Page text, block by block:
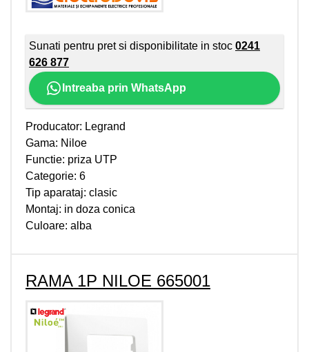
Sunati pentru pret si disponibilitate in stoc 0241
626 877
Intreaba prin WhatsApp
Producator: Legrand
Gama: Niloe
Functie: priza UTP
Categorie: 6
Tip aparataj: clasic
Montaj: in doza conica
Culoare: alba
RAMA 1P NILOE 665001